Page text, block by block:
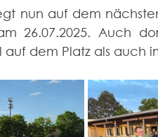
nun auf dem
26.07.2025. Auch
auf dem Platz als auch